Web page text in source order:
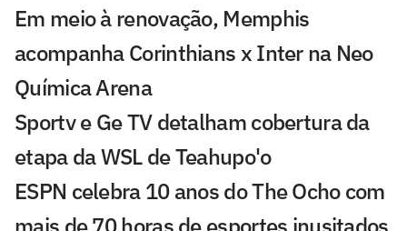
Em meio à renovação, Memphis
acompanha Corinthians x Inter na Neo
Química Arena
Sportv e Ge TV detalham cobertura da
etapa da WSL de Teahupo'o
ESPN celebra 10 anos do The Ocho com